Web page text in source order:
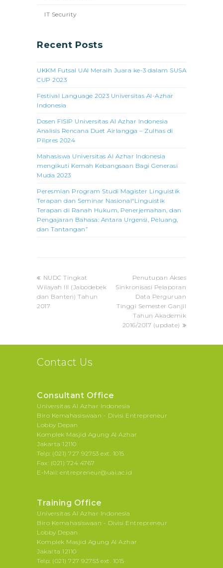
IT Security
Recent Posts
UKKM Futsal UAI Meraih Juara ke-3 dalam SUSA
CUP 2023
Festival Language 2023 Universitas Al-Azhar
Indonesia
Dosen FISIP Universitas Al Azhar Indonesia
Analisis Rencana Duet Airlangga – Zulhas di
Pilpres 2024
Mahasiswa Universitas Al Azhar Indonesia
mengikuti Kemah Kebangsaan Bagi Generasi
Muda 2023
Peresmian Program Studi Magister Linguistik
Terapan dan Seminar Nasional“Linguistik
Terapan di Ranah Hukum, Penerjemahan, dan
Pengajaran Bahasa: Antara Urgensi, Peluang,
dan Tantangan”
previous
post:
NUDC Tingkat
Wilayah III (Jabodebek
dan Banten) Tahun
2017
next
post:
Penutupan Akses
Sinkronisasi Pelaporan
Data Perguruan
Tinggi Semester Ganjil
Tahun Akademik
2016/2017 (update)
Contact Us
Consultant Office
Universitas Al Azhar Indonesia
Biro Kemahasiswaan - Divisi Entrepreneur
Lobby Depan
Komplek Masjid Agung Al Azhar
Jakarta 12110
Telp: (021) 727 92753 ext. 1015
Fax: (021) 724 4767
E-Mail: entrepreneur@uai.ac.id
Training Office
Universitas Al Azhar Indonesia
Biro Kemahasiswaan - Divisi Entrepreneur
Lobby Depan
Komplek Masjid Agung Al Azhar
Jakarta 12110
Telp: (021) 727 92753 ext. 1015